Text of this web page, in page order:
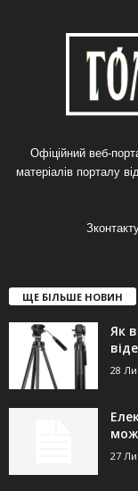
Офіційний веб-
матеріалів порталу
ЩЕ БІЛЬШЕ НОВИН
Як
28
27